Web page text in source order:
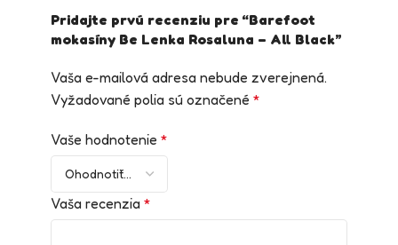
Pridajte prvú recenziu pre “Barefoot
mokasíny Be Lenka Rosaluna – All Black”
Vaša e-mailová adresa nebude zverejnená.
Vyžadované polia sú označené *
Vaše hodnotenie *
Vaša recenzia *